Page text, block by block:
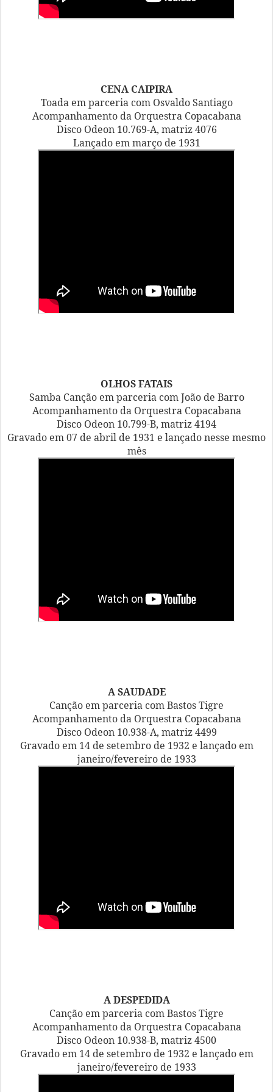
CENA CAIPIRA
Toada em parceria com Osvaldo Santiago
Acompanhamento da Orquestra Copacabana
Disco Odeon 10.769-A, matriz 4076
Lançado em março de 1931
OLHOS FATAIS
Samba Canção em parceria com João de Barro
Acompanhamento da Orquestra Copacabana
Disco Odeon 10.799-B, matriz 4194
Gravado em 07 de abril de 1931 e lançado nesse mesmo
mês
A SAUDADE
Canção em parceria com Bastos Tigre
Acompanhamento da Orquestra Copacabana
Disco Odeon 10.938-A, matriz 4499
Gravado em 14 de setembro de 1932 e lançado em
janeiro/fevereiro de 1933
A DESPEDIDA
Canção em parceria com Bastos Tigre
Acompanhamento da Orquestra Copacabana
Disco Odeon 10.938-B, matriz 4500
Gravado em 14 de setembro de 1932 e lançado em
janeiro/fevereiro de 1933